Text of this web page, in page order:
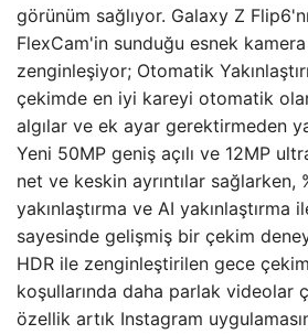
görünüm sağlıyor. Galaxy Z
FlexCam'in sunduğu esnek
zenginleşiyor; Otomatik
çekimde en iyi kareyi otomatik
algılar ve ek ayar gerektirmeden
Yeni 50MP geniş açılı ve 12MP
net ve keskin ayrıntılar sağlarken,
yakınlaştırma ve AI yakınlaştırma
sayesinde gelişmiş bir çekim
HDR ile zenginleştirilen gece
koşullarında daha parlak videolar
özellik artık Instagram